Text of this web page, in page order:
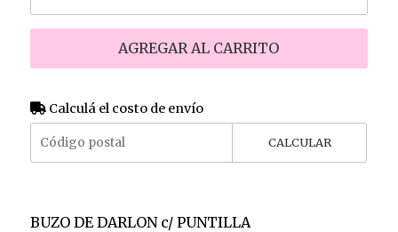
AGREGAR AL CARRITO
Calculá el costo de envío
CALCULAR
BUZO DE DARLON c/ PUNTILLA